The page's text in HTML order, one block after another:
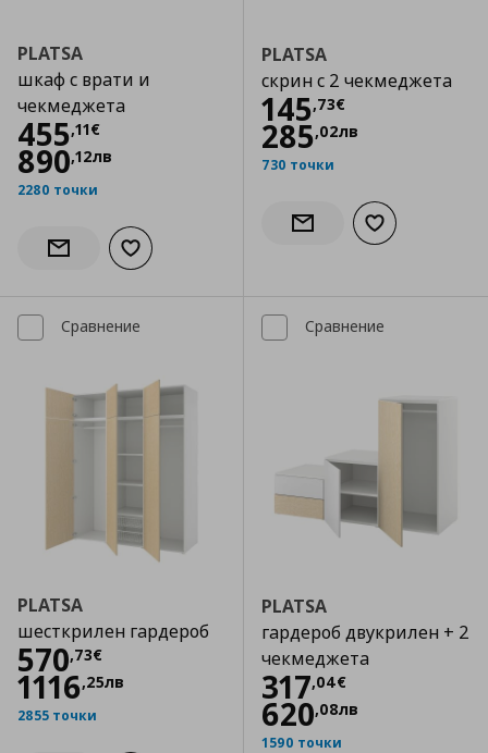
PLATSA
шкаф с врати и
чекмеджета
455,11€
Цена
890,12лв
2280 точки
Информирай ме за наличност
Добави към списъка с любими
PLATSA
скрин с 2 чекмеджета
145,73€
Цена
285,02лв
730 точки
Информирай ме за
Добави към
Сравнение
PLATSA
шесткрилен гардероб
570,73€
Цена
1116,25лв
2855 точки
Сравнение
PLATSA
гардероб двукрилен + 2
чекмеджета
317,04€
Цена
620,08лв
1590 точки